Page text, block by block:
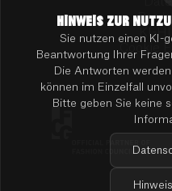
HINWEIS ZUR
Sie nutzen einen KI-
Beantwortung Ihrer
Die Antworten
können im Einzelfall
Bitte geben Sie keine
KI-
Cookie